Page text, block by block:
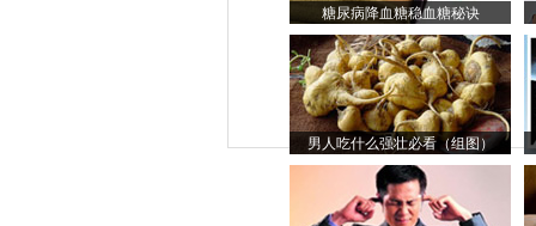
糖尿病降血糖稳血糖秘诀
男人吃什么强壮必看（组图）